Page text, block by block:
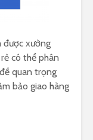
được xưởng
có thể phân
quan trọng
bảo giao hàng